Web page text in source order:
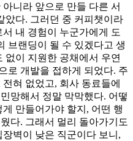
니라 앞으로 만들 다른 서
았다. 그러던 중 커피챗이라
내 경험이 누군가에게 도
브랜딩이 될 수 있겠다고 생
없이 지원한 공채에서 우연
로 개발을 접하게 되었다. 주
혀 없었고, 회사 동료들에
망해서 정말 막막했다. 어떻
만들어가야 할지, 어떤 행
다. 그래서 멀리 돌아가기도
벽이 낮은 직군이다 보니,